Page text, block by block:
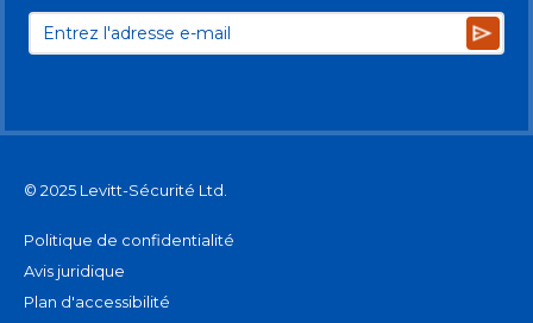
© 2025 Levitt-Sécurité Ltd.
Politique de confidentialité
Avis juridique
Plan d'accessibilité